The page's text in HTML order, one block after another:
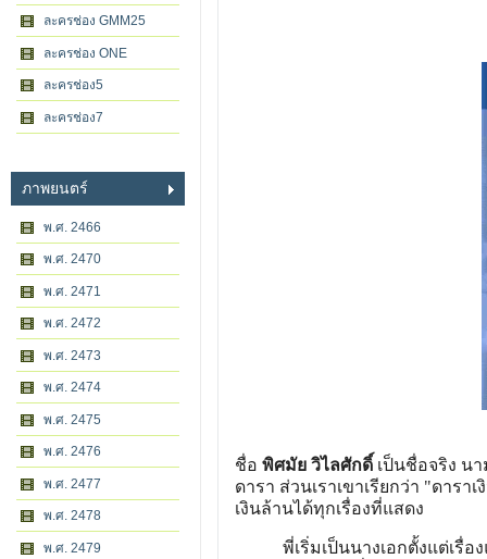
ละครช่อง GMM25
ละครช่อง ONE
ละครช่อง5
ละครช่อง7
ภาพยนตร์
พ.ศ. 2466
พ.ศ. 2470
พ.ศ. 2471
พ.ศ. 2472
พ.ศ. 2473
พ.ศ. 2474
พ.ศ. 2475
พ.ศ. 2476
พ.ศ. 2477
พ.ศ. 2478
พ.ศ. 2479
ชื่อ พิศมัย วิไลศักดิ์ เป็นชื่อจริง น
ดารา ส่วนเราเขาเรียกว่า "ดาร
เงินล้านได้ทุกเรื่องที่แสดง
พี่เริ่มเป็นนางเอกตั้งแต่เรื่องแ